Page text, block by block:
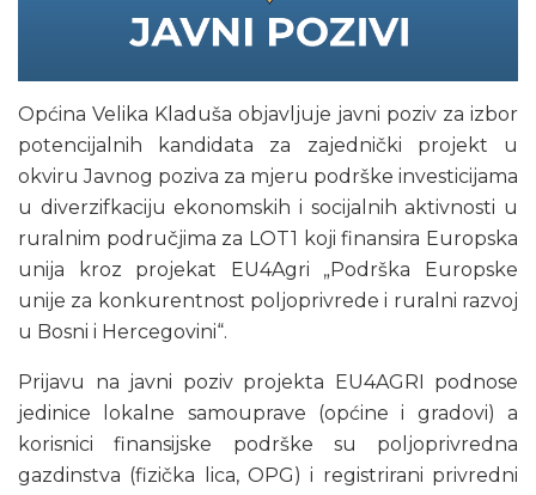
Općina Velika Kladuša objavljuje javni poziv za izbor
potencijalnih kandidata za zajednički projekt u
okviru Javnog poziva za mjeru podrške investicijama
u diverzifkaciju ekonomskih i socijalnih aktivnosti u
ruralnim područjima za LOT1 koji finansira Europska
unija kroz projekat EU4Agri „Podrška Europske
unije za konkurentnost poljoprivrede i ruralni razvoj
u Bosni i Hercegovini“.
Prijavu na javni poziv projekta EU4AGRI podnose
jedinice lokalne samouprave (općine i gradovi) a
korisnici finansijske podrške su poljoprivredna
gazdinstva (fizička lica, OPG) i registrirani privredni